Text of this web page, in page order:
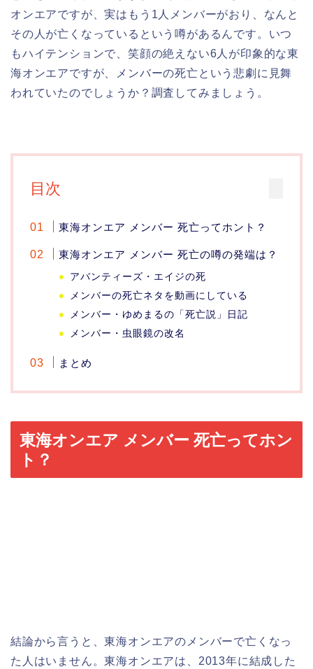
オンエアですが、実はもう1人メンバーがおり、なんと
その人が亡くなっているという噂があるんです。いつ
もハイテンションで、笑顔の絶えない6人が印象的な東
海オンエアですが、メンバーの死亡という悲劇に見舞
われていたのでしょうか？調査してみましょう。
目次
東海オンエア メンバー 死亡ってホント？
東海オンエア メンバー 死亡の噂の発端は？
アバンティーズ・エイジの死
メンバーの死亡ネタを動画にしている
メンバー・ゆめまるの「死亡説」日記
メンバー・虫眼鏡の改名
まとめ
東海オンエア メンバー 死亡ってホン
ト？
結論から言うと、東海オンエアのメンバーで亡くなっ
た人はいません。東海オンエアは、2013年に結成した